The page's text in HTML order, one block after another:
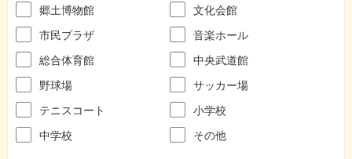
郷土博物館
文化会館
市民プラザ
音楽ホール
総合体育館
中央武道館
野球場
サッカー場
テニスコート
小学校
中学校
その他